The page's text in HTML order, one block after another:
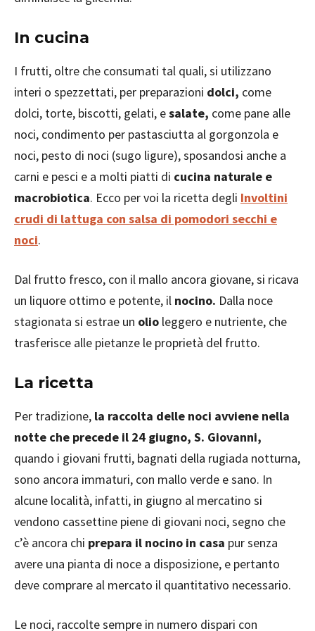
In cucina
I frutti, oltre che consumati tal quali, si utilizzano
interi o spezzettati, per preparazioni dolci, come
dolci, torte, biscotti, gelati, esalate, come pane alle
noci, condimento per pastasciutta al gorgonzola e
noci, pesto di noci (sugo ligure), sposandosi anche a
carni e pesci e a molti piatti di cucina naturale e
macrobiotica. Ecco per voi la ricetta degli Involtini
crudi di lattuga con salsa di pomodori secchi e
noci.
Dal frutto fresco, con il mallo ancora giovane, si ricava
un liquore ottimo e potente, il nocino. Dalla noce
stagionata si estrae un olio leggero e nutriente, che
trasferisce alle pietanze le proprietà del frutto.
La ricetta
Per tradizione, la raccolta delle noci avviene nella
notte che precede il 24 giugno, S. Giovanni,
quando i giovani frutti, bagnati della rugiada notturna,
sono ancora immaturi, con mallo verde e sano. In
alcune località, infatti, in giugno al mercatino si
vendono cassettine piene di giovani noci, segno che
c’è ancora chi prepara il nocino in casa pur senza
avere una pianta di noce a disposizione, e pertanto
deve comprare al mercato il quantitativo necessario.
Le noci, raccolte sempre in numero dispari con